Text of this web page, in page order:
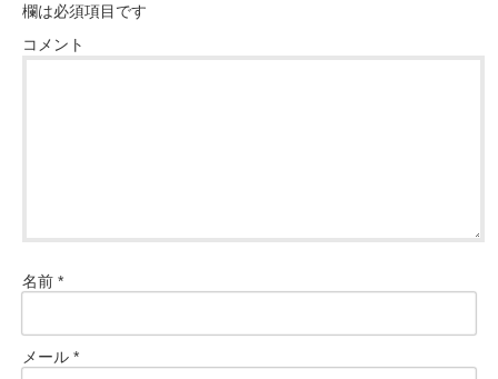
欄は必須項目です
コメント
名前 *
メール *